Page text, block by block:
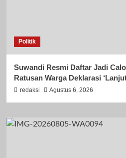
Politik
Suwandi Resmi Daftar Jadi
Ratusan Warga Deklarasi
redaksi Agustus 6, 2026